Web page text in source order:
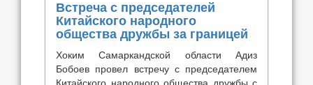
Встреча с председателей
Китайского народного
общества дружбы за границей
Хоким Самаркандской области Адиз
Бобоев провел встречу с председателем